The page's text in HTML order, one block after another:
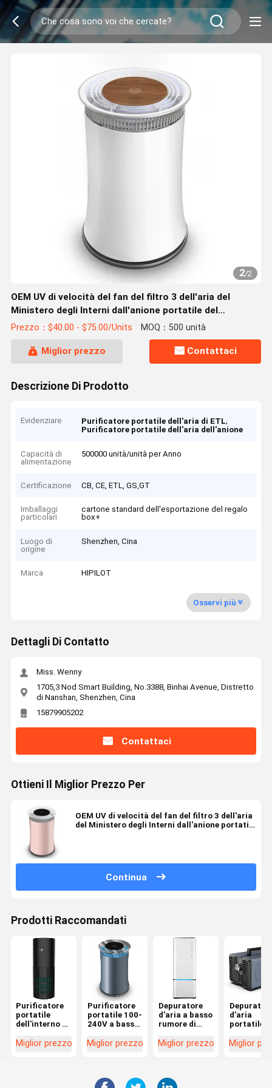
2/2
OEM UV di velocità del fan del filtro 3 dell'aria del
Ministero degli Interni dall'anione portatile del
purificatore
Prezzo：$40.00 - $75.00/Units MOQ：500 unità
Miglior prezzo Contattaci
Descrizione Di Prodotto
Evidenziare Purificatore portatile dell'aria di ETL,
Purificatore portatile dell'aria dell'anione
Capacità di
alimentazione
500000 unità/unità per Anno
Certificazione CB, CE, ETL, GS,GT
Imballaggi
particolari
cartone standard dell'esportazione del regalo
box+
Luogo di
origine
Shenzhen, Cina
Marca HIPILOT
Osservi più
Dettagli Di Contatto
Miss. Wenny
1705,3 Nod Smart Building, No.3388, Binhai Avenue, Distretto
di Nanshan, Shenzhen, Cina
15879905202
Contattaci
Ottieni Il Miglior Prezzo Per
OEM UV di velocità del fan del filtro 3 dell'aria
del Ministero degli Interni dall'anione portatile
Continua
Prodotti Raccomandati
Purificatore
portatile
dell'interno a
dell'aria con il
Miglior prezzo
Purificatore
portatile 100-
240V a basso
dell'aria
Miglior prezzo
Depuratore
d'aria a basso
rumore di
Air Purifier
Miglior prezzo
d'aria
portatile
dell'aria
Miglior